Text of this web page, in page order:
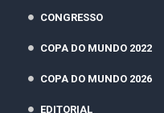
CONGRESSO
COPA DO MUNDO 2022
COPA DO MUNDO 2026
EDITORIAL